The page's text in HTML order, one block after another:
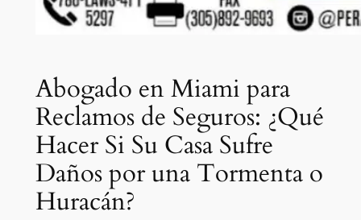
Abogado en Miami para
Reclamos de Seguros: ¿Qué
Hacer Si Su Casa Sufre
Daños por una Tormenta o
Huracán?